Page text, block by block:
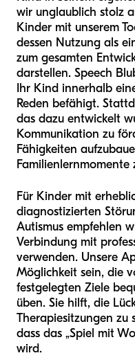
wir unglaublich stolz
Kinder mit unserem
dessen Nutzung als
zum gesamten
darstellen. Speech
Ihr Kind innerhalb
Reden befähigt.
das dazu entwickelt
Kommunikation zu
Fähigkeiten
Familienlernmomente
Für Kinder mit
diagnostizierten
Autismus empfehlen
Verbindung mit
verwenden. Unsere
Möglichkeit sein, die
festgelegten Ziele
üben. Sie hilft, die
Therapiesitzungen zu
dass das „Spiel mit
wird.